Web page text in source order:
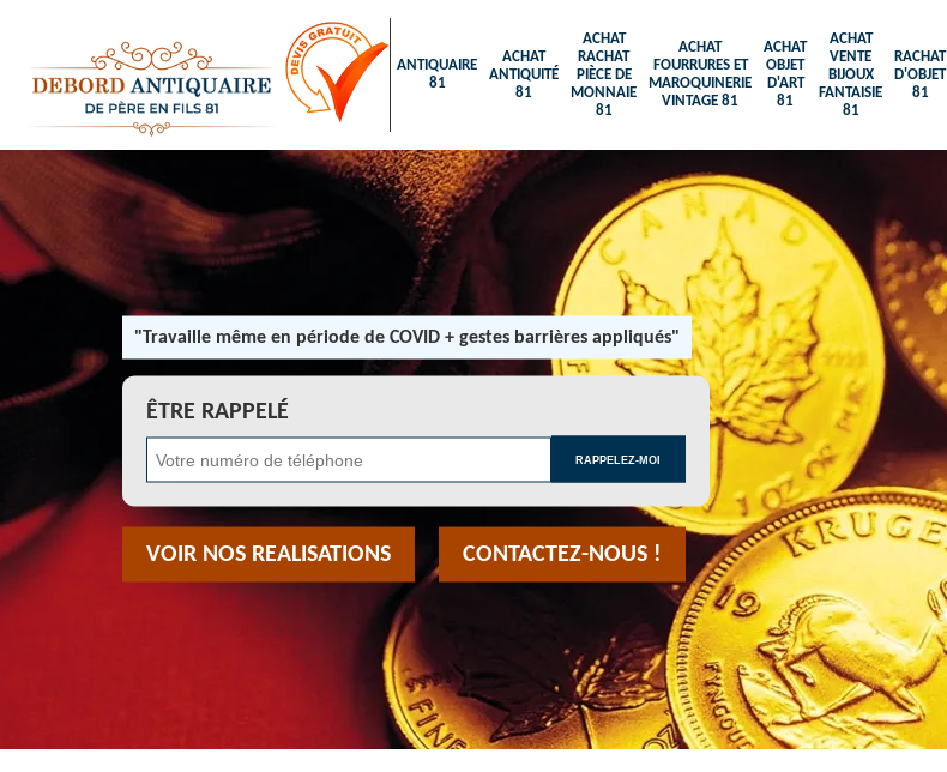
ANTIQUAIRE
81
ACHAT
ANTIQUITÉ
81
ACHAT
RACHAT
PIÈCE DE
MONNAIE
81
ACHAT
FOURRURES ET
MAROQUINERIE
VINTAGE 81
ACHAT
OBJET
D'ART
81
ACHAT
VENTE
BIJOUX
FANTAISIE
81
RACHAT
D'OBJET
81
"Travaille même en période de COVID + gestes barrières appliqués"
ÊTRE RAPPELÉ
VOIR NOS REALISATIONS CONTACTEZ-NOUS !